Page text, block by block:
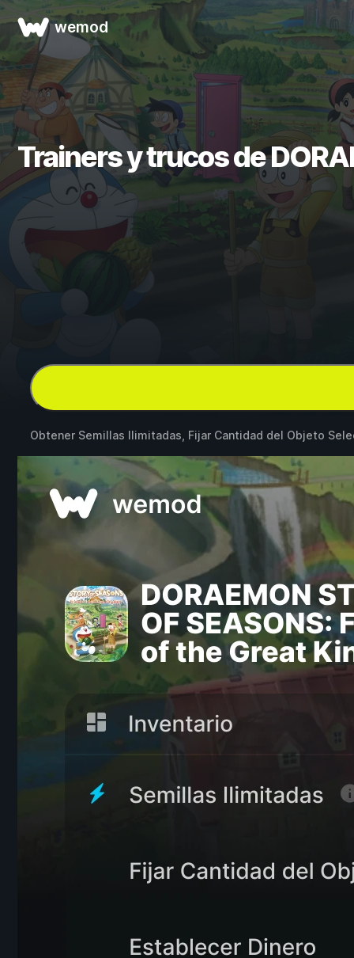
wemod
Trainers y trucos de
Obtener Semillas Ilimitadas, Fijar Cantidad del Objeto